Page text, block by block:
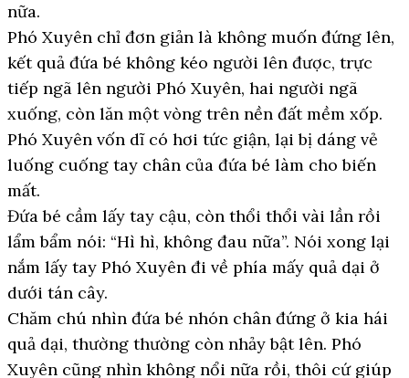
nữa.
Phó Xuyên chỉ đơn giản là không muốn đứng lên,
kết quả đứa bé không kéo người lên được, trực
tiếp ngã lên người Phó Xuyên, hai người ngã
xuống, còn lăn một vòng trên nền đất mềm xốp.
Phó Xuyên vốn dĩ có hơi tức giận, lại bị dáng vẻ
luống cuống tay chân của đứa bé làm cho biến
mất.
Đứa bé cầm lấy tay cậu, còn thổi thổi vài lần rồi
lẩm bẩm nói: “Hì hì, không đau nữa”. Nói xong lại
nắm lấy tay Phó Xuyên đi về phía mấy quả dại ở
dưới tán cây.
Chăm chú nhìn đứa bé nhón chân đứng ở kia hái
quả dại, thường thường còn nhảy bật lên. Phó
Xuyên cũng nhìn không nổi nữa rồi, thôi cứ giúp